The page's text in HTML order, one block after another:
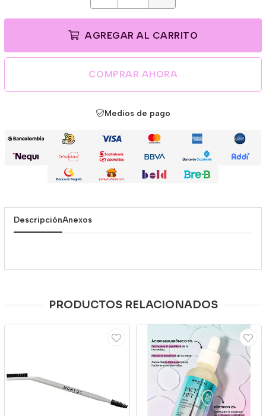
AGREGAR AL CARRITO
COMPRAR AHORA
Medios de pago
DescripciónAnexos
PRODUCTOS RELACIONADOS